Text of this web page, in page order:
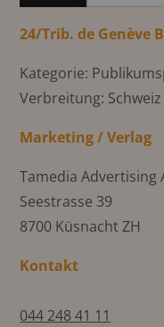
24/Trib. de Genève
Kategorie:
Verbreitung: Schweiz
Marketing / Verlag
Tamedia Advertising
Seestrasse 39
8700 Küsnacht ZH
Kontakt
044 248 41 11